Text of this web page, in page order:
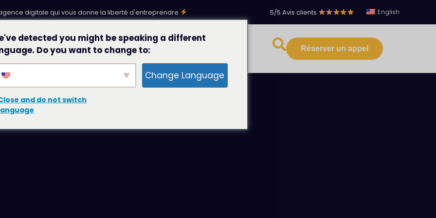
digitale qui vous donne la liberté d'entreprendre. 5/5 Avis clients English
Engine Optimization
Les accompagnements Les réalisations
Les ressources
Réserver un appel
detected you might be speaking a different
Do you want to change to:
Change Language
and do not switch